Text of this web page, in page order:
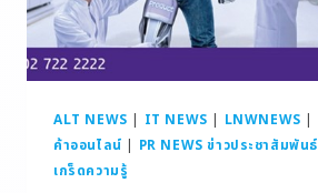
ALT NEWS | IT NEWS | LNWNEWS |
ค้าออนไลน์ | PR NEWS ข่าวประชาสัมพันธ์
เกร็ดความรู้